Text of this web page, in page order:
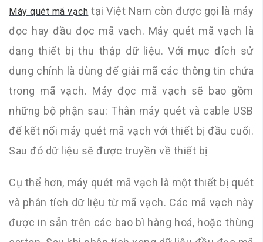
Máy quét mã vạch tại Việt Nam còn được gọi là máy
đọc hay đầu đọc mã vạch. Máy quét mã vạch là
dạng thiết bị thu thập dữ liệu. Với mục đích sử
dụng chính là dùng để giải mã các thông tin chứa
trong mã vạch. Máy đọc mã vạch sẽ bao gồm
những bộ phận sau: Thân máy quét và cable USB
để kết nối máy quét mã vạch với thiết bị đầu cuối.
Sau đó dữ liệu sẽ được truyền về thiết bị
Cụ thể hơn, máy quét mã vạch là một thiết bị quét
và phân tích dữ liệu từ mã vạch. Các mã vạch này
được in sẵn trên các bao bì hàng hoá, hoặc thùng